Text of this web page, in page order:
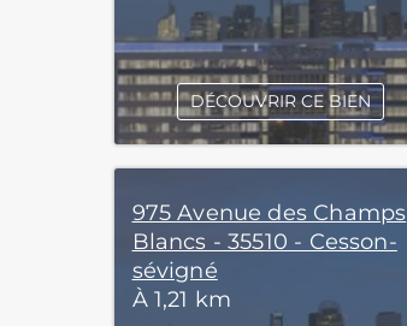
DÉCOUVRIR CE BIEN
975 Avenue des Champs
Blancs - 35510 - Cesson-
sévigné
À 1,21 km